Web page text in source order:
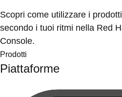
Scopri come utilizzare i
secondo i tuoi ritmi nella Red
Console.
Prodotti
Piattaforme